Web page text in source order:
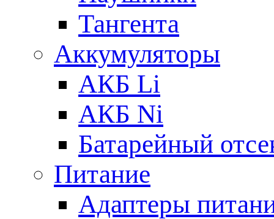
Тангента
Аккумуляторы
АКБ Li
АКБ Ni
Батарейный
Питание
Адаптеры